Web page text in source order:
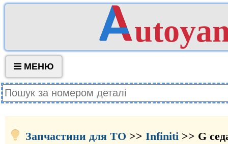
МЕНЮ
Запчастини для ТО >> Infiniti >> G